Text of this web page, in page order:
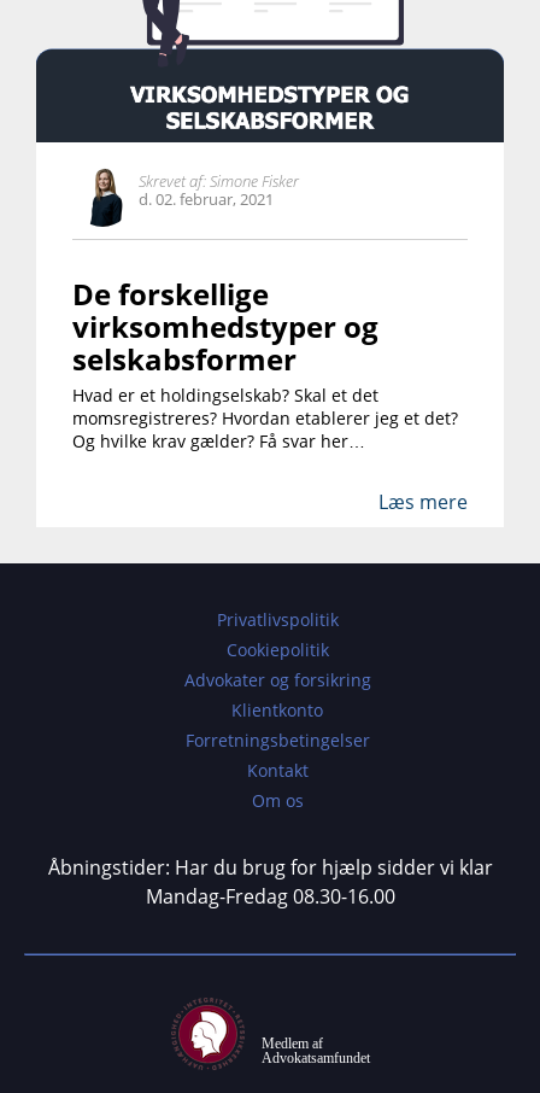
Skrevet af:Simone Fisker
d. 02. februar, 2021
De forskellige
virksomhedstyper og
selskabsformer
Hvad er et holdingselskab? Skal et det
momsregistreres? Hvordan etablerer jeg et det?
Og hvilke krav gælder? Få svar her…
Læs mere
Privatlivspolitik
Cookiepolitik
Advokater og forsikring
Klientkonto
Forretningsbetingelser
Kontakt
Om os
Åbningstider: Har du brug for hjælp sidder vi klar
Mandag-Fredag 08.30-16.00
Medlem af
Advokatsamfundet